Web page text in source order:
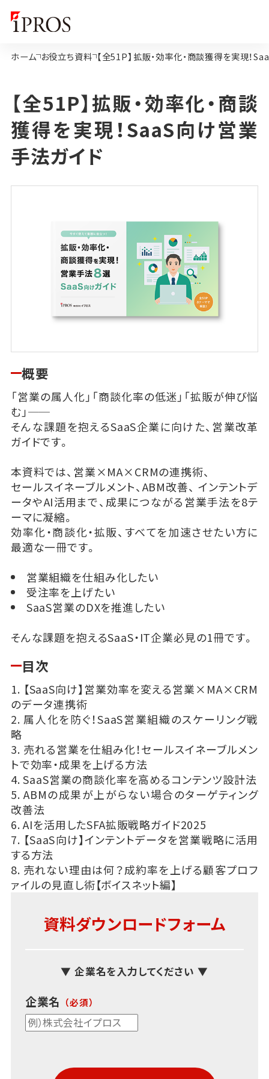
ホーム お役立ち資料 【全51P】拡販・効率化・商談獲得を実現！
【全51P】拡販・効率化・商談
獲得を実現！SaaS向け営業
手法ガイド
概要
「営業の属人化」「商談化率の低迷」「拡販が伸び悩
む」──
そんな課題を抱えるSaaS企業に向けた、営業改革
ガイドです。
本資料では、営業×MA×CRMの連携術、
セールスイネーブルメント、ABM改善、 インテントデ
ータやAI活用まで、成果につながる営業手法を8テ
ーマに凝縮。
効率化・商談化・拡販、すべてを加速させたい方に
最適な一冊です。
営業組織を仕組み化したい
受注率を上げたい
SaaS営業のDXを推進したい
そんな課題を抱えるSaaS・IT企業必見の1冊です。
目次
1. 【SaaS向け】営業効率を変える営業×MA×CRM
のデータ連携術
2. 属人化を防ぐ！SaaS営業組織のスケーリング戦
略
3. 売れる営業を仕組み化！セールスイネーブルメン
トで効率・成果を上げる方法
4. SaaS営業の商談化率を高めるコンテンツ設計法
5. ABMの成果が上がらない場合のターゲティング
改善法
6. AIを活用したSFA拡販戦略ガイド2025
7. 【SaaS向け】インテントデータを営業戦略に活用
する方法
8. 売れない理由は何？成約率を上げる顧客プロフ
ァイルの見直し術【ボイスネット編】
資料ダウンロードフォーム
▼ 企業名を入力してください ▼
企業名